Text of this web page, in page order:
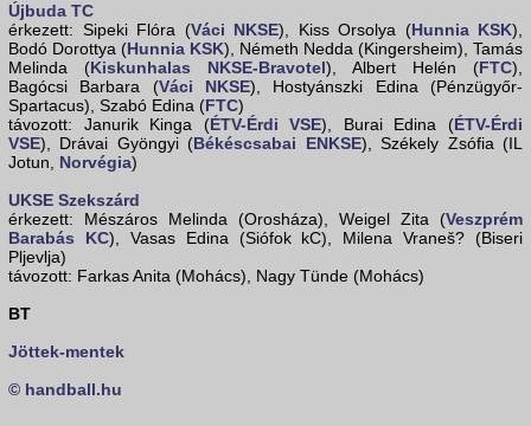
Újbuda TC
érkezett: Sipeki Flóra (Váci NKSE), Kiss Orsolya (Hunnia KSK),
Bodó Dorottya (Hunnia KSK), Németh Nedda (Kingersheim), Tamás
Melinda (Kiskunhalas NKSE-Bravotel), Albert Helén (FTC),
Bagócsi Barbara (Váci NKSE), Hostyánszki Edina (Pénzügyőr-
Spartacus), Szabó Edina (FTC)
távozott: Janurik Kinga (ÉTV-Érdi VSE), Burai Edina (ÉTV-Érdi
VSE), Drávai Gyöngyi (Békéscsabai ENKSE), Székely Zsófia (IL
Jotun, Norvégia)
UKSE Szekszárd
érkezett: Mészáros Melinda (Orosháza), Weigel Zita (Veszprém
Barabás KC), Vasas Edina (Siófok kC), Milena Vraneš? (Biseri
Pljevlja)
távozott: Farkas Anita (Mohács), Nagy Tünde (Mohács)
BT
Jöttek-mentek
© handball.hu